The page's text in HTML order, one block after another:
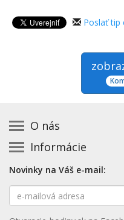
Poslať tip
O nás
Kontakt na
Zásady používania
Prehlásenie o
Mapa stránok
Informácie
Základná registrácia
Platené služby
Nenašli ste otváracie
Novinky na Váš e-mail:
E-
mailová